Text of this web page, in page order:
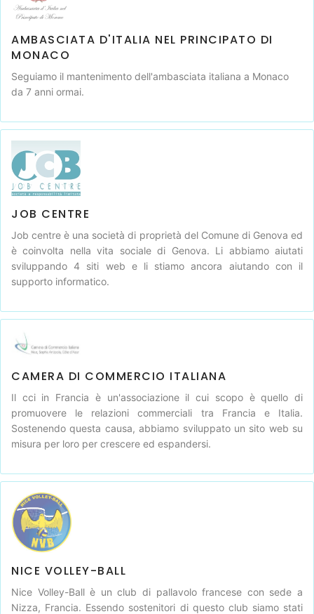
AMBASCIATA D'ITALIA NEL PRINCIPATO DI
MONACO
Seguiamo il mantenimento dell'ambasciata italiana a Monaco
da 7 anni ormai.
JOB CENTRE
Job centre è una società di proprietà del Comune di Genova ed
è coinvolta nella vita sociale di Genova. Li abbiamo aiutati
sviluppando 4 siti web e li stiamo ancora aiutando con il
supporto informatico.
CAMERA DI COMMERCIO ITALIANA
Il cci in Francia è un'associazione il cui scopo è quello di
promuovere le relazioni commerciali tra Francia e Italia.
Sostenendo questa causa, abbiamo sviluppato un sito web su
misura per loro per crescere ed espandersi.
NICE VOLLEY-BALL
Nice Volley-Ball è un club di pallavolo francese con sede a
Nizza, Francia. Essendo sostenitori di questo club siamo stati